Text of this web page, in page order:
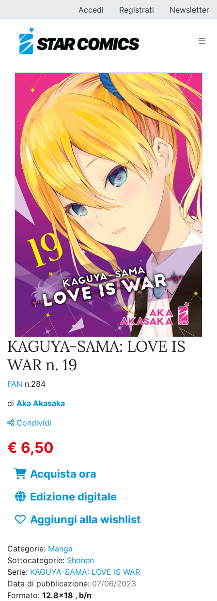
Accedi Registrati Newsletter
KAGUYA-SAMA: LOVE IS
WAR n. 19
FAN n.284
di Aka Akasaka
Condividi
€ 6,50
Acquista ora
Edizione digitale
Aggiungi alla wishlist
Categorie: Manga
Sottocategorie: Shonen
Serie: KAGUYA-SAMA: LOVE IS WAR
Data di pubblicazione: 07/06/2023
Formato: 12.8x18 , b/n